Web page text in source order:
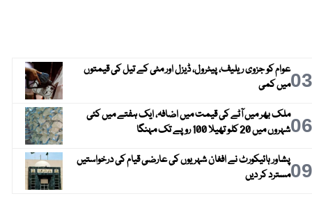
03عوام کو جزوی ریلیف، پیٹرول، ڈیزل اور مٹی کے تیل کی قیمتوں
میں کمی
06ملک بھر میں آٹے کی قیمت میں اضافہ، ایک ہفتے میں کئی
شہروں میں 20 کلو تھیلا 100 روپے تک مہنگا
09پشاور ہائیکورٹ نے افغان شہریوں کی عارضی قیام کی درخواستیں
مسترد کر دیں